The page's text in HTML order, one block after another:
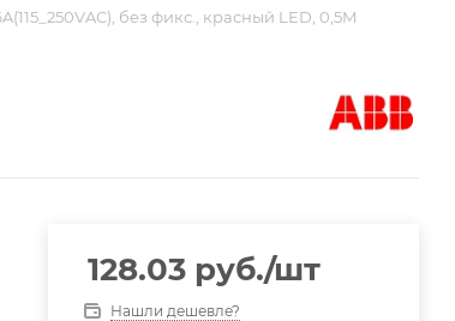
без фикс., красный LED, 0,5M
128.03руб./шт
Нашли дешевле?